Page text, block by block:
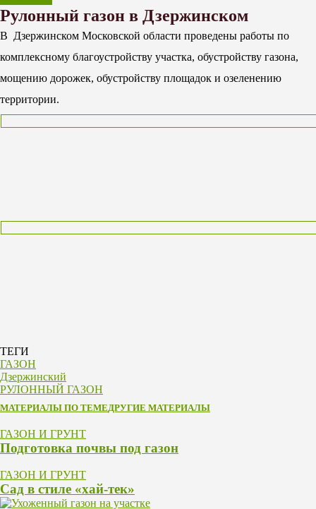
Рулонный газон в Дзержинском
В Дзержинском Московской области проведены работы по
комплексному благоустройству участка, обустройству газона,
мощению дорожек, обустройству площадок и озеленению
территории.
ТЕГИ
ГАЗОН
Дзержинский
РУЛОННЫЙ ГАЗОН
МАТЕРИАЛЫ ПО ТЕМЕДРУГИЕ МАТЕРИАЛЫ
ГАЗОН И ГРУНТ
Подготовка почвы под газон
ГАЗОН И ГРУНТ
Сад в стиле «хай-тек»